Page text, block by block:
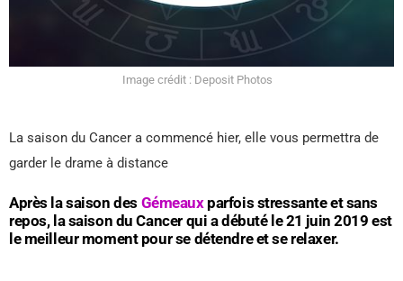
Image crédit : Deposit Photos
La saison du Cancer a commencé hier, elle vous permettra de
garder le drame à distance
Après la saison des Gémeauxparfois stressante et sans
repos, la saison du Cancer qui a débuté le 21 juin 2019 est
le meilleur moment pour se détendre et se relaxer.